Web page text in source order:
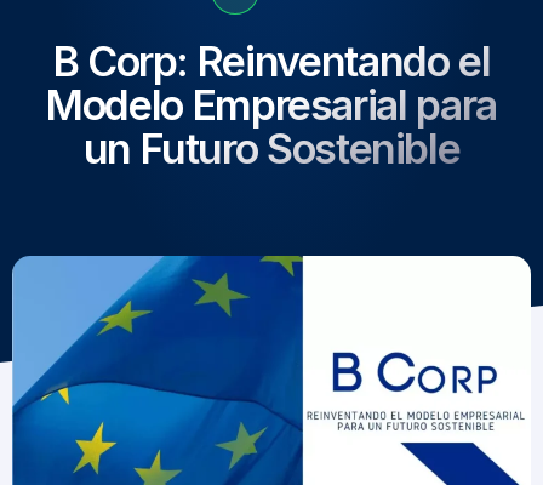
B Corp: Reinventando el
Modelo Empresarial para
un Futuro Sostenible